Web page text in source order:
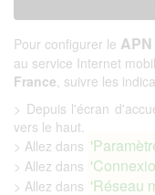
Pour configurer le
au service Internet
France, suivre les
> Depuis l'écran
vers le haut.
> Allez dans
> Allez dans
> Allez dans 'Réseau